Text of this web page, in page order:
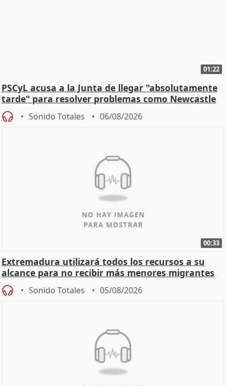
01:22
PSCyL acusa a la Junta de llegar "absolutamente
tarde" para resolver problemas como Newcastle
Sonido Totales 06/08/2026
00:33
Extremadura utilizará todos los recursos a su
alcance para no recibir más menores migrantes
Sonido Totales 05/08/2026